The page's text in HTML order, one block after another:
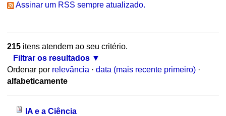
Assinar um RSS sempre atualizado.
215itens atendem ao seu critério.
Filtrar os resultados
Ordenar por relevância · data (mais recente primeiro) ·
alfabeticamente
IA e a Ciência